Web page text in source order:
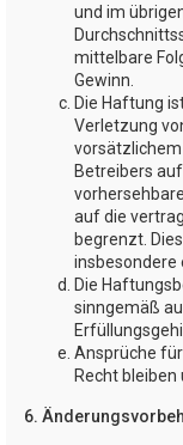
und im
mittelbare
Gewinn.
Die Haftung
Verletzung
Betreibers
auf die
begrenzt.
insbesondere
Die
sinngemäß
Ansprüche
Recht bleiben
6.